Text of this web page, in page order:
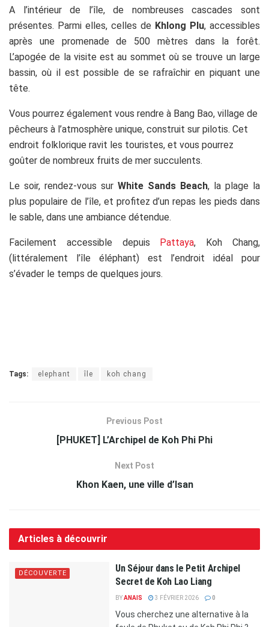
A l’intérieur de l’île, de nombreuses cascades sont
présentes. Parmi elles, celles de Khlong Plu, accessibles
après une promenade de 500 mètres dans la forêt.
L’apogée de la visite est au sommet où se trouve un large
bassin, où il est possible de se rafraîchir en piquant une
tête.
Vous pourrez également vous rendre à Bang Bao, village de
pêcheurs à l’atmosphère unique, construit sur pilotis. Cet
endroit folklorique ravit les touristes, et vous pourrez
goûter de nombreux fruits de mer succulents.
Le soir, rendez-vous sur White Sands Beach, la plage la
plus populaire de l’île, et profitez d’un repas les pieds dans
le sable, dans une ambiance détendue.
Facilement accessible depuis Pattaya, Koh Chang,
(littéralement l’île éléphant) est l’endroit idéal pour
s’évader le temps de quelques jours.
Tags: elephant île koh chang
Previous Post
[PHUKET] L’Archipel de Koh Phi Phi
Next Post
Khon Kaen, une ville d’Isan
Articles à découvrir
DÉCOUVERTE
Un Séjour dans le Petit Archipel
Secret de Koh Lao Liang
BYANAIS 3 FÉVRIER 2026 0
Vous cherchez une alternative à la